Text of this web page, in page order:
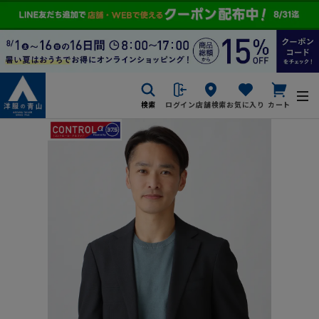
検索 ログイン店舗検索お気に入り カート